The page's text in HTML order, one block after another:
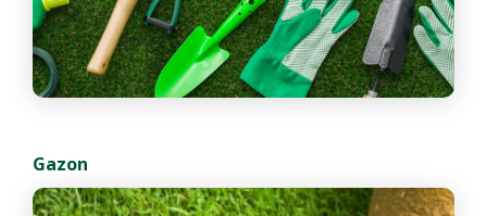
Gazon